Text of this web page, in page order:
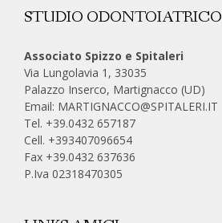
STUDIO ODONTOIATRICO
Associato Spizzo e Spitaleri
Via Lungolavia 1, 33035
Palazzo Inserco, Martignacco (UD)
Email: MARTIGNACCO@SPITALERI.IT
Tel. +39.0432 657187
Cell. +393407096654
Fax +39.0432 637636
P.Iva 02318470305